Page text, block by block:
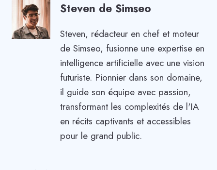
Steven de Simseo
Steven, rédacteur en chef et moteur
de Simseo, fusionne une expertise en
intelligence artificielle avec une vision
futuriste. Pionnier dans son domaine,
il guide son équipe avec passion,
transformant les complexités de l'IA
en récits captivants et accessibles
pour le grand public.